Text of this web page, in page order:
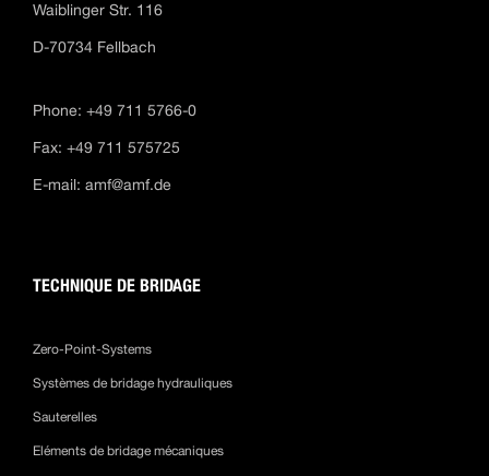
Waiblinger Str. 116
D-70734 Fellbach
Phone: +49 711 5766-0
Fax: +49 711 575725
E-mail: amf@amf.de
TECHNIQUE DE BRIDAGE
Zero-Point-Systems
Systèmes de bridage hydrauliques
Sauterelles
Eléments de bridage mécaniques